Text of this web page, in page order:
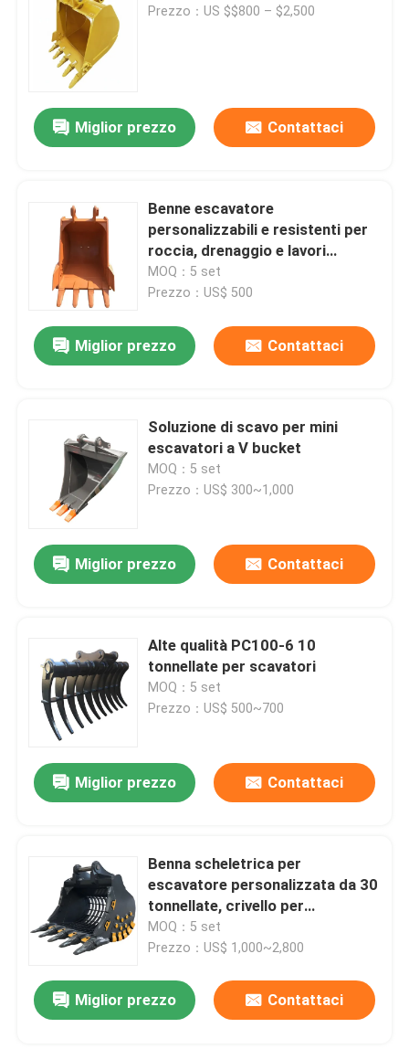
Contattaci
Notizie
Scavatori di ricambio
Escavatore Boom
ponton di escavatore
Escavatore Rock Bucket
Escavatore Attachments
Escavatore Hydraulic Parts
motore dell'escavatore
Motori per escavatori
Denti di secchio di escavatore
Valvola di controllo della distribuzione
Modelli di Veicoli da Cantiere
Prezzo：US $$800 – $2,500
Miglior prezzo Contattaci
Benne escavatore
personalizzabili e resistenti per
roccia, drenaggio e lavori
pesanti, parti per macchine edili
MOQ：5 set
Prezzo：US$ 500
Miglior prezzo Contattaci
Soluzione di scavo per mini
escavatori a V bucket
MOQ：5 set
Prezzo：US$ 300~1,000
Miglior prezzo Contattaci
Alte qualità PC100-6 10
tonnellate per scavatori
MOQ：5 set
Prezzo：US$ 500~700
Miglior prezzo Contattaci
Benna scheletrica per
escavatore personalizzata da 30
tonnellate, crivello per
separazione, per impieghi
gravosi
MOQ：5 set
Prezzo：US$ 1,000~2,800
Miglior prezzo Contattaci